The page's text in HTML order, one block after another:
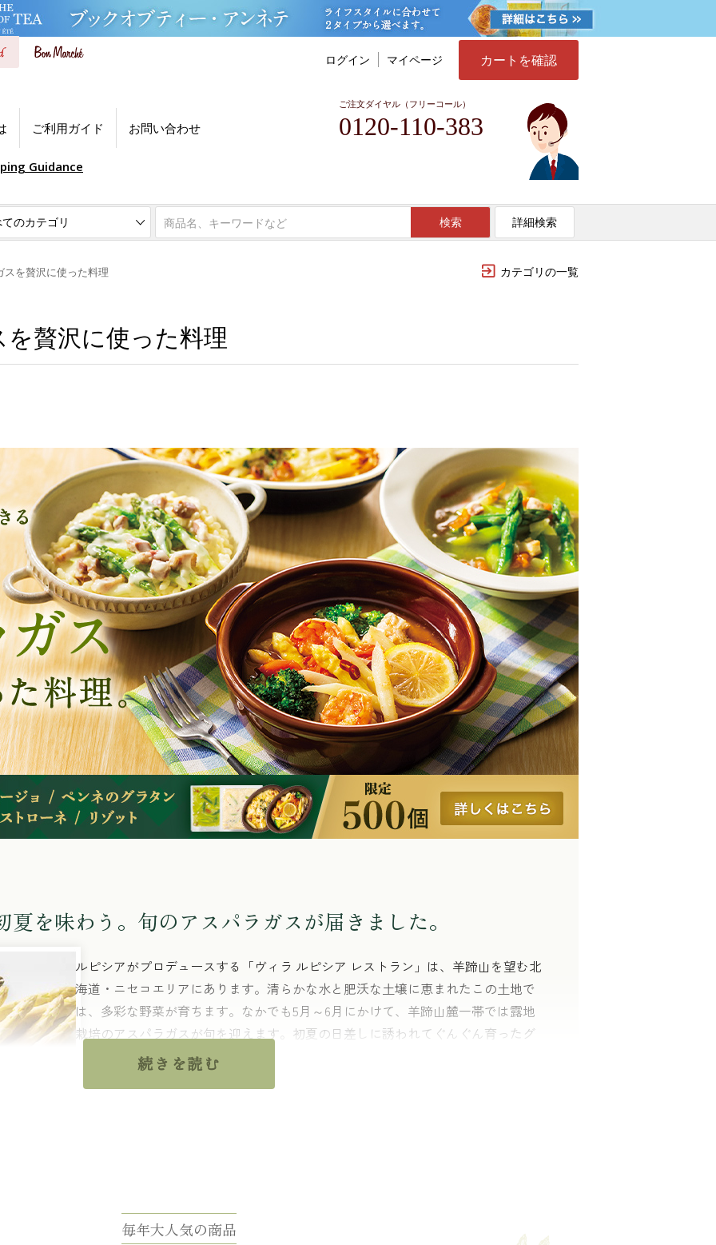
ログイン マイページ カートを確認
ご利用ガイド お問い合わせ
ご注文ダイヤル（フリーコール）
0120-110-383
Guidance
検索 詳細検索
カテゴリの一覧
スを贅沢に使った料理
贅沢に使った料理
夏を味わう。旬のアスパラガスが届きました。
ルピシアがプロデュースする「ヴィラ ルピシア レストラン」は、羊蹄山を望む北
海道・ニセコエリアにあります。清らかな水と肥沃な土壌に恵まれたこの土地で
は、多彩な野菜が育ちます。なかでも5月～6月にかけて、羊蹄山麓一帯では露地
栽培のアスパラガスが旬を迎えます。初夏の日差しに誘われてぐんぐん育ったグ
リーンアスパラガスは、みずみずしく、噛むほどに広がる豊かな甘みと旨みが魅
かふかの土の中で育ったホ
口当たりと芳醇な甘さ、ほ
農家さんが早朝から収穫したアスパラガスを新鮮なうちに調理
できるのは、産地ならではの醍醐味。朝採れのホワイトアスパ
続きを読む
毎年大人気の商品